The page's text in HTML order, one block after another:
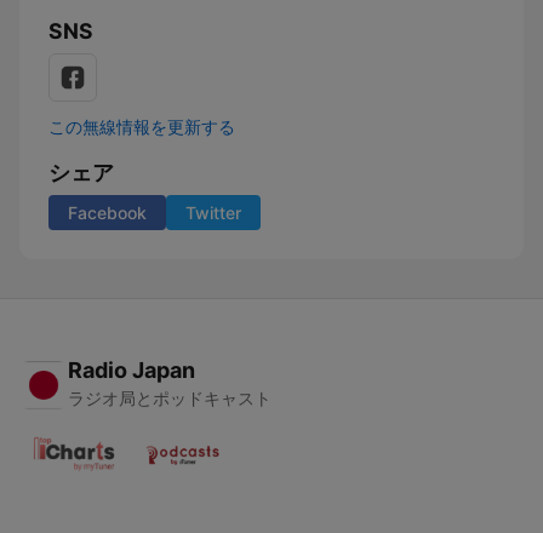
SNS
この無線情報を更新する
シェア
Facebook Twitter
Radio Japan
ラジオ局とポッドキャスト